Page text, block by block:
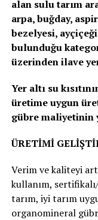
alan sulu tarım
arpa, buğday,
bezelyesi,
bulunduğu
üzerinden ilave
Yer altı su
üretime uygun
gübre maliyetinin
ÜRETİMİ
Verim ve kaliteyi
kullanım,
tarım, iyi tarım
organomineral